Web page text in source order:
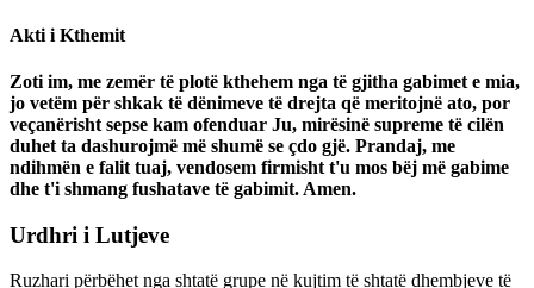
Akti i Kthemit
Zoti im, me zemër të plotë kthehem nga të gjitha gabimet e mia,
jo vetëm për shkak të dënimeve të drejta që meritojnë ato, por
veçanërisht sepse kam ofenduar Ju, mirësinë supreme të cilën
duhet ta dashurojmë më shumë se çdo gjë. Prandaj, me
ndihmën e falit tuaj, vendosem firmisht t'u mos bëj më gabime
dhe t'i shmang fushatave të gabimit. Amen.
Urdhri i Lutjeve
Ruzhari përbëhet nga shtatë grupe në kujtim të shtatë dhembjeve të